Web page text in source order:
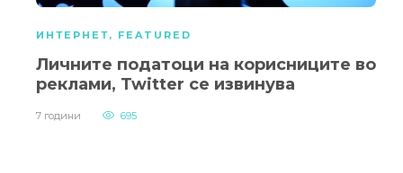
ИНТЕРНЕТ, FEATURED
Личните податоци на корисниците во
реклами, Twitter се извинува
7 години 695